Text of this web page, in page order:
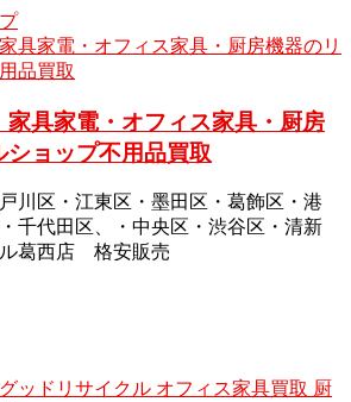
具家電・オフィス家具・厨房
ョップ不用品買取
川区・江東区・墨田区・葛飾区・港
千代田区、・中央区・渋谷区・清新
葛西店 格安販売
ッドリサイクル オフィス家具買取 厨